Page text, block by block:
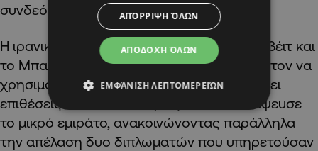
συνδεόμενο με το Ισραήλ και τις ΗΠΑ.
Η ιρανική διπλωματία κατηγόρησε το Κουβέιτ και
το Μπαχρέιν ότι επιτρέπουν στην Ουάσιγκτον να
χρησιμοποιεί τα εδάφη τους για να διεξάγει
επιθέσεις εναντίον του Ιράν, κάτι που διέψευσε
το μικρό εμιράτο, ανακοινώνοντας παράλληλα
την απέλαση δυο διπλωματών που υπηρετούσαν
ΑΠΟΔΟΧΉ ΌΛΩΝ
ΑΠΌΡΡΙΨΗ ΌΛΩΝ
ΕΜΦΆΝΙΣΗ ΛΕΠΤΟΜΕΡΕΙΏΝ